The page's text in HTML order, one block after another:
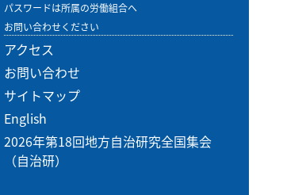
パスワードは所属の労働組合へ
お問い合わせください
アクセス
お問い合わせ
サイトマップ
English
2026年第18回地方自治研究全国集会
（自治研）